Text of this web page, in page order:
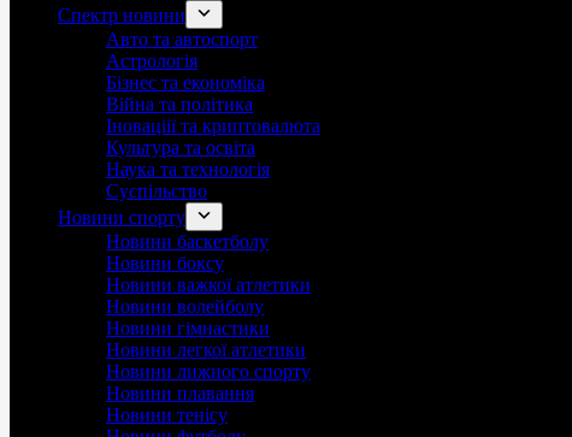
Спектр новини
Авто та автоспорт
Астрологія
Бізнес та економіка
Війна та політика
Іноваціії та криптовалюта
Культура та освіта
Наука та технологія
Суспільство
Новини спорту
Новини баскетболу
Новини боксу
Новини важкої атлетики
Новини волейболу
Новини гімнастики
Новини легкої атлетики
Новини лижного спорту
Новини плавання
Новини тенісу